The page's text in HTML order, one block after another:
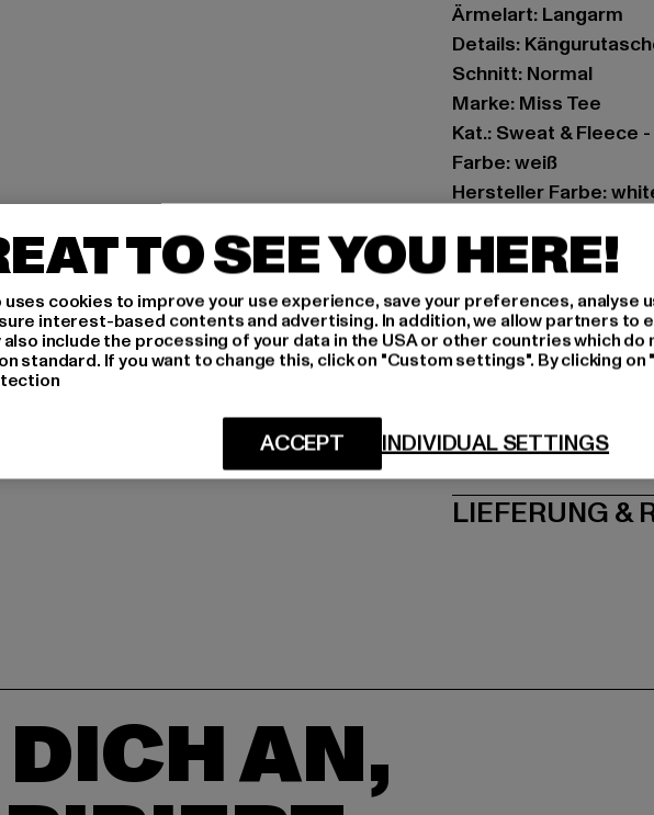
Ärmelart: Langarm
Details:
Schnitt: Normal
Marke: Miss Tee
Kat.: Sweat & Fleece
Farbe: weiß
Hersteller Farbe:
Art.Nr: MST212-00220
Hersteller: TB
Dr.-Robert-Murjahn-
LIEFERUNG &
AN,
TO SEE YOU HERE!
uses cookies to improve your use experience, save your preferences, analyse
interest-based contents and advertising. In addition, we allow partners to
also include the processing of your data in the USA or other countries which do
standard. If you want to change this, click on "Custom settings". By clicking
INDIVIDUAL SETTINGS
ACCEPT